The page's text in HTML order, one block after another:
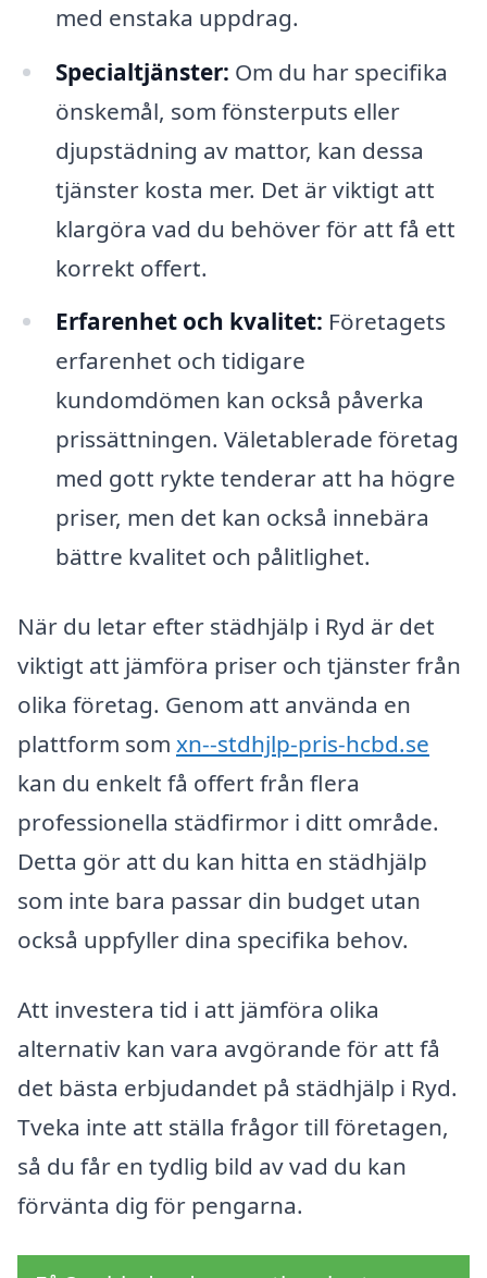
med enstaka uppdrag.
Specialtjänster: Om du har specifika
önskemål, som fönsterputs eller
djupstädning av mattor, kan dessa
tjänster kosta mer. Det är viktigt att
klargöra vad du behöver för att få ett
korrekt offert.
Erfarenhet och kvalitet: Företagets
erfarenhet och tidigare
kundomdömen kan också påverka
prissättningen. Väletablerade företag
med gott rykte tenderar att ha högre
priser, men det kan också innebära
bättre kvalitet och pålitlighet.
När du letar efter städhjälp i Ryd är det
viktigt att jämföra priser och tjänster från
olika företag. Genom att använda en
plattform som xn--stdhjlp-pris-hcbd.se
kan du enkelt få offert från flera
professionella städfirmor i ditt område.
Detta gör att du kan hitta en städhjälp
som inte bara passar din budget utan
också uppfyller dina specifika behov.
Att investera tid i att jämföra olika
alternativ kan vara avgörande för att få
det bästa erbjudandet på städhjälp i Ryd.
Tveka inte att ställa frågor till företagen,
så du får en tydlig bild av vad du kan
förvänta dig för pengarna.